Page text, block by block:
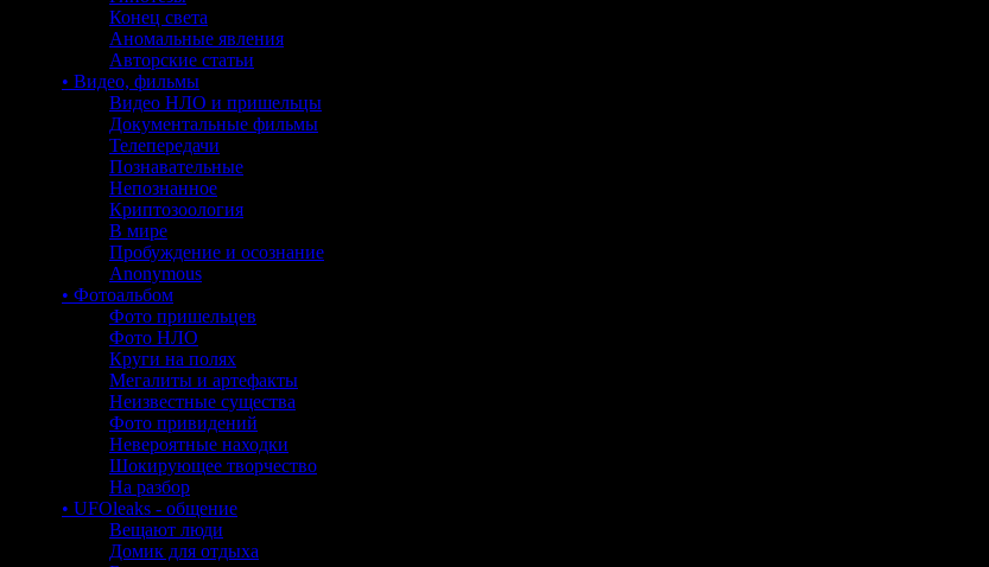
Конец света
Аномальные явления
Авторские статьи
• Видео, фильмы
Видео НЛО и пришельцы
Документальные фильмы
Телепередачи
Познавательные
Непознанное
Криптозоология
В мире
Пробуждение и осознание
Anonymous
• Фотоальбом
Фото пришельцев
Фото НЛО
Круги на полях
Мегалиты и артефакты
Неизвестные существа
Фото привидений
Невероятные находки
Шокирующее творчество
На разбор
• UFOleaks - общение
Вещают люди
Домик для отдыха